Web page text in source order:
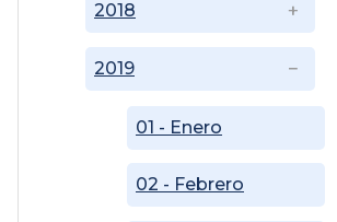
2018
2019
01 - Enero
02 - Febrero